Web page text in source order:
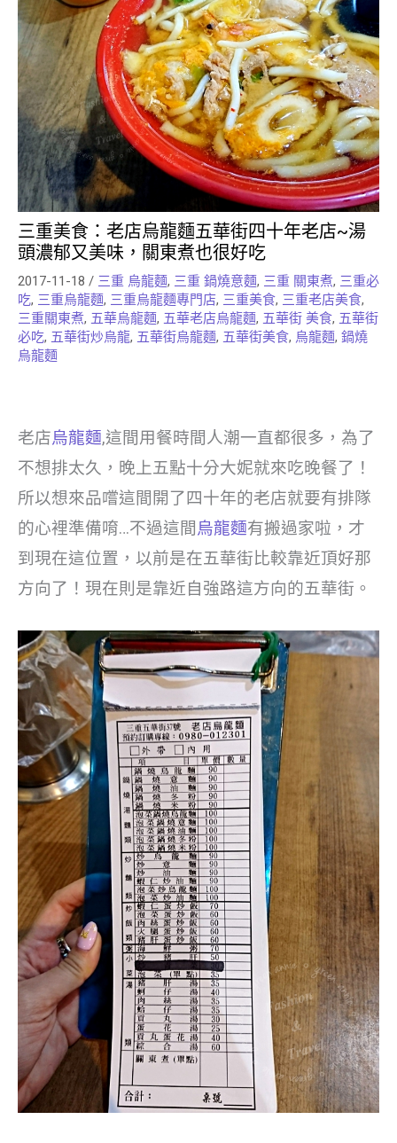
三重美食：老店烏龍麵五華街四十年老店~湯
頭濃郁又美味，關東煮也很好吃
2017-11-18 / 三重 烏龍麵, 三重 鍋燒意麵, 三重 關東煮, 三重必
吃, 三重烏龍麵, 三重烏龍麵專門店, 三重美食, 三重老店美食,
三重關東煮, 五華烏龍麵, 五華老店烏龍麵, 五華街 美食, 五華街
必吃, 五華街炒烏龍, 五華街烏龍麵, 五華街美食, 烏龍麵, 鍋燒
烏龍麵
老店烏龍麵,這間用餐時間人潮一直都很多，為了
不想排太久，晚上五點十分大妮就來吃晚餐了！
所以想來品嚐這間開了四十年的老店就要有排隊
的心裡準備唷…不過這間烏龍麵有搬過家啦，才
到現在這位置，以前是在五華街比較靠近頂好那
方向了！現在則是靠近自強路這方向的五華街。